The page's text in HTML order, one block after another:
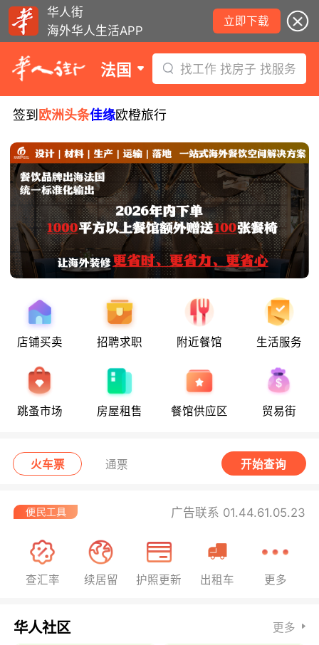
华人街
海外华人生活APP
立即下载
法国 找工作 找房子 找服务
签到 欧洲头条佳缘欧橙旅行
店铺买卖 招聘求职 附近餐馆 生活服务
跳蚤市场 房屋租售 餐馆供应区 贸易街
火车票 通票 开始查询
广告联系 01.44.61.05.23
查汇率 续居留 护照更新 出租车 更多
华人社区 更多